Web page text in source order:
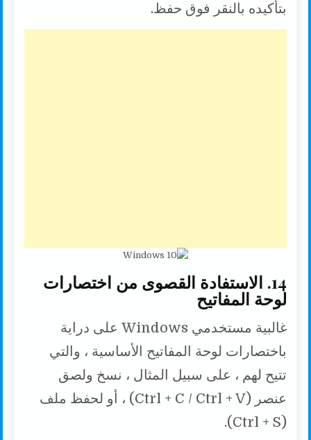
بتأكيده بالنقر فوق حفظ.
14. الاستفادة القصوى من اختصارات
لوحة المفاتيح
غالبية مستخدمي Windows على دراية
باختصارات لوحة المفاتيح الأساسية ، والتي
تتيح لهم ، على سبيل المثال ، نسخ ولصق
عنصر (Ctrl + C / Ctrl + V) ، أو لحفظ ملف
(Ctrl + S).